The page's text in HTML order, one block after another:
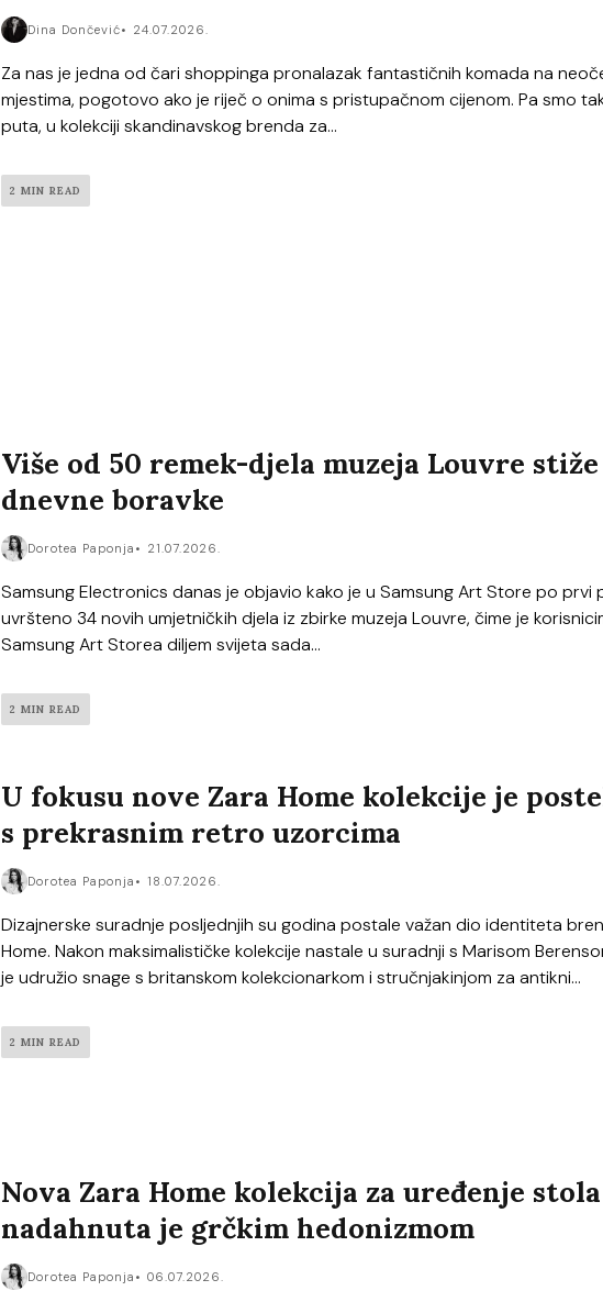
Dina Dončević 24.07.2026.
Za nas je jedna od čari shoppinga pronalazak fantastičnih komada na
mjestima, pogotovo ako je riječ o onima s pristupačnom cijenom. Pa smo
puta, u kolekciji skandinavskog brenda za...
2 MIN READ
Više od 50 remek-djela muzeja Louvre
dnevne boravke
Dorotea Paponja 21.07.2026.
Samsung Electronics danas je objavio kako je u Samsung Art Store po prvi
uvršteno 34 novih umjetničkih djela iz zbirke muzeja Louvre, čime je
Samsung Art Storea diljem svijeta sada...
2 MIN READ
U fokusu nove Zara Home kolekcije je
s prekrasnim retro uzorcima
Dorotea Paponja 18.07.2026.
Dizajnerske suradnje posljednjih su godina postale važan dio identiteta
Home. Nakon maksimalističke kolekcije nastale u suradnji s Marisom
je udružio snage s britanskom kolekcionarkom i stručnjakinjom za antikni...
2 MIN READ
Nova Zara Home kolekcija za uređenje stola
nadahnuta je grčkim hedonizmom
Dorotea Paponja 06.07.2026.